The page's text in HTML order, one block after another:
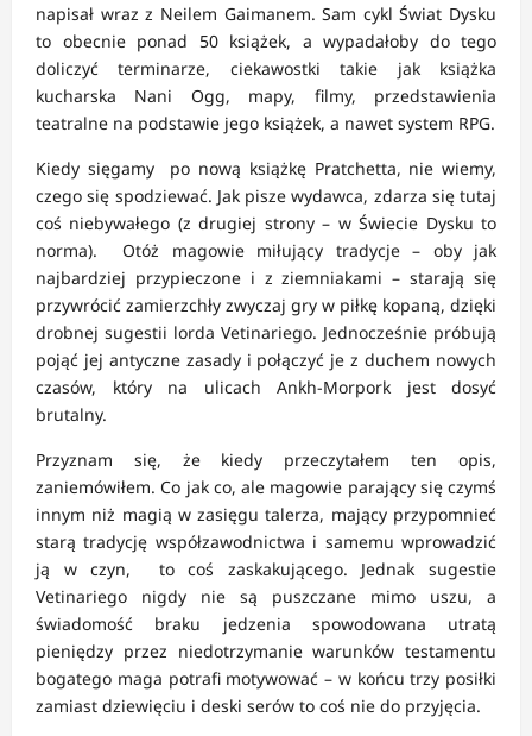
napisał wraz z Neilem Gaimanem. Sam cykl Świat Dysku
to obecnie ponad 50 książek, a wypadałoby do tego
doliczyć terminarze, ciekawostki takie jak książka
kucharska Nani Ogg, mapy, filmy, przedstawienia
teatralne na podstawie jego książek, a nawet system RPG.
Kiedy sięgamy po nową książkę Pratchetta, nie wiemy,
czego się spodziewać. Jak pisze wydawca, zdarza się tutaj
coś niebywałego (z drugiej strony – w Świecie Dysku to
norma). Otóż magowie miłujący tradycje – oby jak
najbardziej przypieczone i z ziemniakami – starają się
przywrócić zamierzchły zwyczaj gry w piłkę kopaną, dzięki
drobnej sugestii lorda Vetinariego. Jednocześnie próbują
pojąć jej antyczne zasady i połączyć je z duchem nowych
czasów, który na ulicach Ankh-Morpork jest dosyć
brutalny.
Przyznam się, że kiedy przeczytałem ten opis,
zaniemówiłem. Co jak co, ale magowie parający się czymś
innym niż magią w zasięgu talerza, mający przypomnieć
starą tradycję współzawodnictwa i samemu wprowadzić
ją w czyn, to coś zaskakującego. Jednak sugestie
Vetinariego nigdy nie są puszczane mimo uszu, a
świadomość braku jedzenia spowodowana utratą
pieniędzy przez niedotrzymanie warunków testamentu
bogatego maga potrafi motywować – w końcu trzy posiłki
zamiast dziewięciu i deski serów to coś nie do przyjęcia.